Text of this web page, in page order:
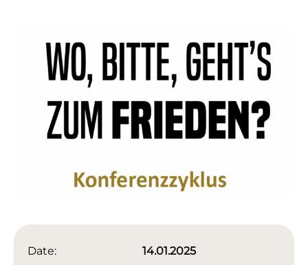
Date: 14.01.2025